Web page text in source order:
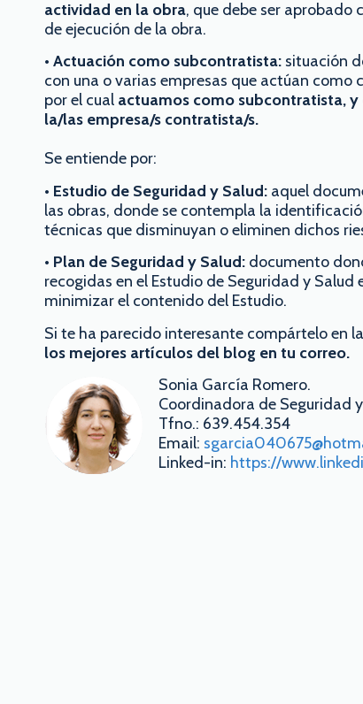
actividad en la obra, que debe ser aprobado
de ejecución de la obra.
• Actuación como subcontratista: situación
con una o varias empresas que actúan
por el cual actuamos como subcontratista,
la/las empresa/s contratista/s.
Se entiende por:
• Estudio de Seguridad y Salud: aquel
las obras, donde se contempla la
técnicas que disminuyan o eliminen dichos
• Plan de Seguridad y Salud: documento
recogidas en el Estudio de Seguridad y
minimizar el contenido del Estudio.
Si te ha parecido interesante compártelo en
los mejores artículos del blog en tu correo.
Sonia García Romero.
Coordinadora de Seguridad
Tfno.: 639.454.354
Email:
Linked-in: https://